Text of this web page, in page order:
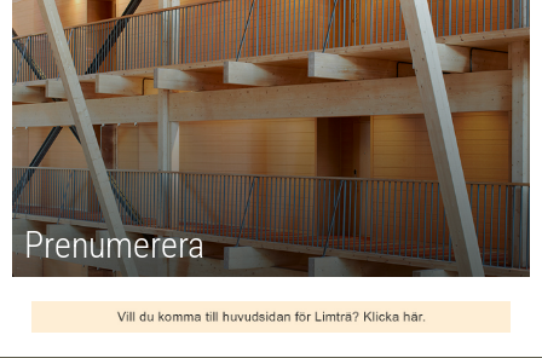
Prenumerera
Limträkommittén! Mejla oss så lägger vi till dig som